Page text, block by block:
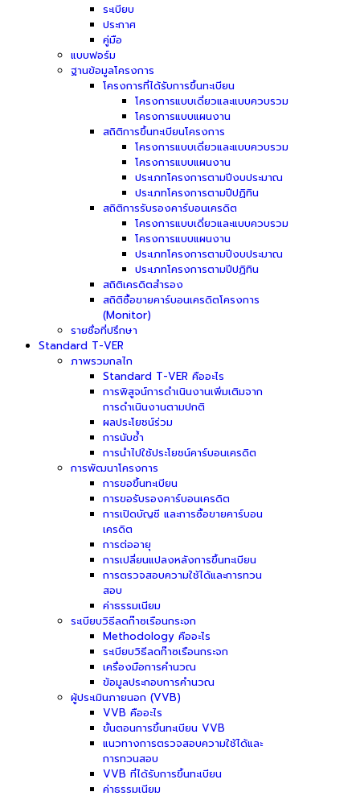
ระเบียบ
ประกาศ
คู่มือ
แบบฟอร์ม
ฐานข้อมูลโครงการ
โครงการที่ได้รับการขึ้นทะเบียน
โครงการแบบเดี่ยวและแบบควบรวม
โครงการแบบแผนงาน
สถิติการขึ้นทะเบียนโครงการ
โครงการแบบเดี่ยวและแบบควบรวม
โครงการแบบแผนงาน
ประเภทโครงการตามปีงบประมาณ
ประเภทโครงการตามปีปฏิทิน
สถิติการรับรองคาร์บอนเครดิต
โครงการแบบเดี่ยวและแบบควบรวม
โครงการแบบแผนงาน
ประเภทโครงการตามปีงบประมาณ
ประเภทโครงการตามปีปฏิทิน
สถิติเครดิตสำรอง
สถิติซื้อขายคาร์บอนเครดิตโครงการ
(Monitor)
รายชื่อที่ปรึกษา
Standard T-VER
ภาพรวมกลไก
Standard T-VER คืออะไร
การพิสูจน์การดำเนินงานเพิ่มเติมจาก
การดำเนินงานตามปกติ
ผลประโยชน์ร่วม
การนับซ้ำ
การนำไปใช้ประโยชน์คาร์บอนเครดิต
การพัฒนาโครงการ
การขอขึ้นทะเบียน
การขอรับรองคาร์บอนเครดิต
การเปิดบัญชี และการซื้อขายคาร์บอน
เครดิต
การต่ออายุ
การเปลี่ยนแปลงหลังการขึ้นทะเบียน
การตรวจสอบความใช้ได้และการทวน
สอบ
ค่าธรรมเนียม
ระเบียบวิธีลดก๊าซเรือนกระจก
Methodology คืออะไร
ระเบียบวิธีลดก๊าซเรือนกระจก
เครื่องมือการคำนวณ
ข้อมูลประกอบการคำนวณ
ผู้ประเมินภายนอก (VVB)
VVB คืออะไร
ขั้นตอนการขึ้นทะเบียน VVB
แนวทางการตรวจสอบความใช้ได้และ
การทวนสอบ
VVB ที่ได้รับการขึ้นทะเบียน
ค่าธรรมเนียม